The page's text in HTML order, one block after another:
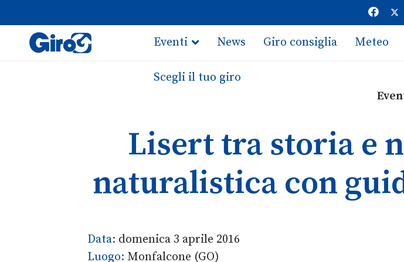
Eventi News Giro consiglia Meteo
Scegli il tuo giro
Lisert tra storia e
naturalistica con
Data: domenica 3 aprile 2016
Luogo: Monfalcone (GO)